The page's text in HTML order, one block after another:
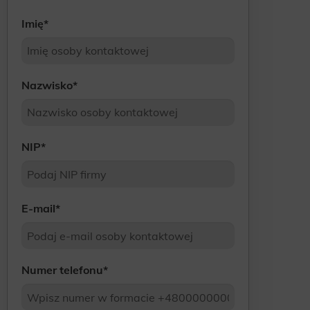
habits and demographic criteria. Also, third-party files that, in conjunction with files installed while browsing other
Imię*
Nazwisko*
NIP*
E-mail*
Numer telefonu*